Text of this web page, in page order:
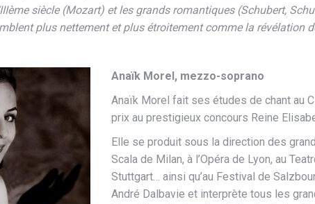
siècle (Mozart) et les grands romantiques (Schubert,
plus nettement et plus étroitement comme la révélation
Anaïk Morel, mezzo-soprano
Anaïk Morel fait ses études de chant au
prix au prestigieux concours Reine
Elle se produit sous la direction des
Scala de Milan, à l’Opéra de Lyon, au
Stuttgart… ainsi qu’au Festival de
André Dalbavie et interprète tous les